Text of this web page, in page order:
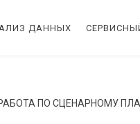
ДАННЫХ
ПО СЦЕНАРНОМУ